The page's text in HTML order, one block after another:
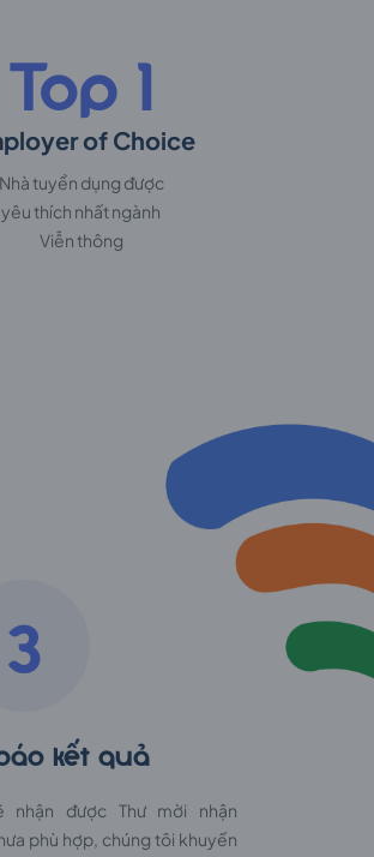
Top 1
of Choice
Nhà tuyển dụng được
yêu thích nhất ngành
Viễn thông
3
kết quả
nhận được Thư mời nhận
phù hợp, chúng tôi khuyến